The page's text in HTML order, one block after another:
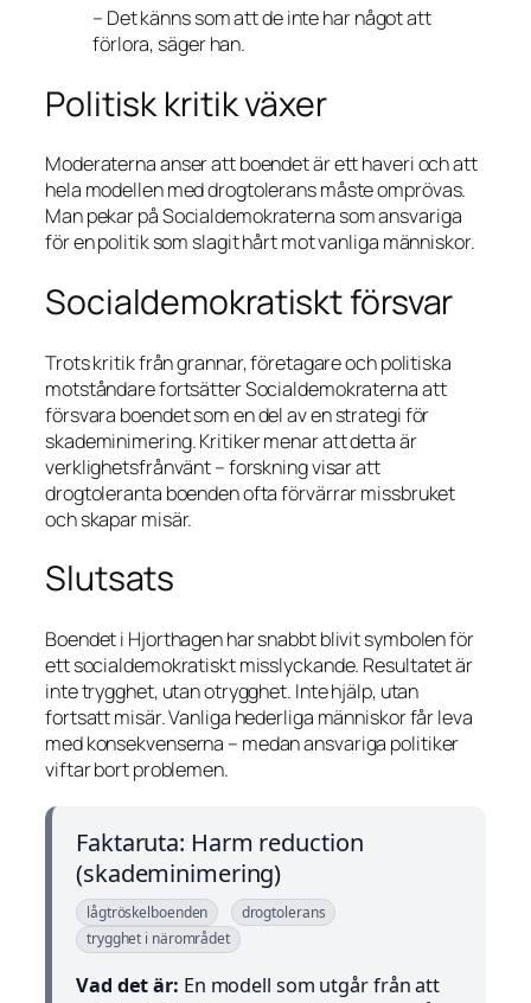
– Det känns som att de inte har något att
förlora, säger han.
Politisk kritik växer
Moderaterna anser att boendet är ett haveri och att
hela modellen med drogtolerans måste omprövas.
Man pekar på Socialdemokraterna som ansvariga
för en politik som slagit hårt mot vanliga människor.
Socialdemokratiskt försvar
Trots kritik från grannar, företagare och politiska
motståndare fortsätter Socialdemokraterna att
försvara boendet som en del av en strategi för
skademinimering. Kritiker menar att detta är
verklighetsfrånvänt – forskning visar att
drogtoleranta boenden ofta förvärrar missbruket
och skapar misär.
Slutsats
Boendet i Hjorthagen har snabbt blivit symbolen för
ett socialdemokratiskt misslyckande. Resultatet är
inte trygghet, utan otrygghet. Inte hjälp, utan
fortsatt misär. Vanliga hederliga människor får leva
med konsekvenserna – medan ansvariga politiker
viftar bort problemen.
Faktaruta: Harm reduction
(skademinimering)
lågtröskelboenden
drogtolerans
trygghet i närområdet
Vad det är: En modell som utgår från att